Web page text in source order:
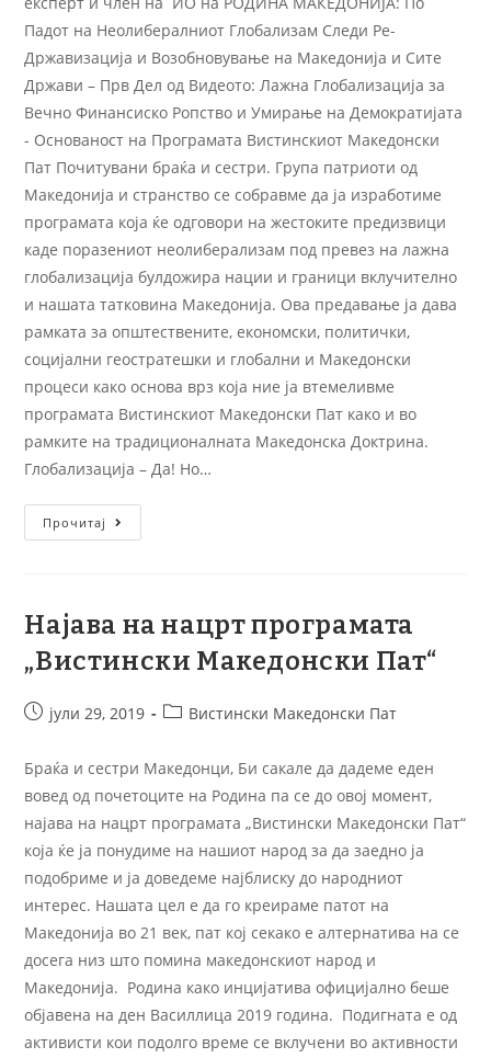
Падот на Неолибералниот Глобализам Следи Ре-
Државизација и Возобновување на Македонија и Сите
Држави – Прв Дел од Видеото: Лажна Глобализација за
Вечно Финансиско Ропство и Умирање на Демократијата
- Основаност на Програмата Вистинскиот Македонски
Пат Почитувани браќа и сестри. Група патриоти од
Македонија и странство се собравме да ја изработиме
програмата која ќе одговори на жестоките предизвици
каде поразениот неолиберализам под превез на лажна
глобализација булдожира нации и граници вклучително
и нашата татковина Македонија. Ова предавање ја дава
рамката за општествените, економски, политички,
социјални геостратешки и глобални и Македонски
процеси како основа врз која ние ја втемеливме
програмата Вистинскиот Македонски Пат како и во
рамките на традиционалната Македонска Доктрина.
Глобализација – Да! Но…
Прочитај
Најава на нацрт програмата
„Вистински Македонски Пат“
јули 29, 2019 Вистински Македонски Пат
Браќа и сестри Македонци, Би сакале да дадеме еден
вовед од почетоците на Родина па се до овој момент,
најава на нацрт програмата „Вистински Македонски Пат“
која ќе ја понудиме на нашиот народ за да заедно ја
подобриме и ја доведеме најблиску до народниот
интерес. Нашата цел е да го креираме патот на
Македонија во 21 век, пат кој секако е алтернатива на се
досега низ што помина македонскиот народ и
Македонија. Родина како инцијатива официјално беше
објавена на ден Василлица 2019 година. Подигната е од
активисти кои подолго време се вклучени во активности